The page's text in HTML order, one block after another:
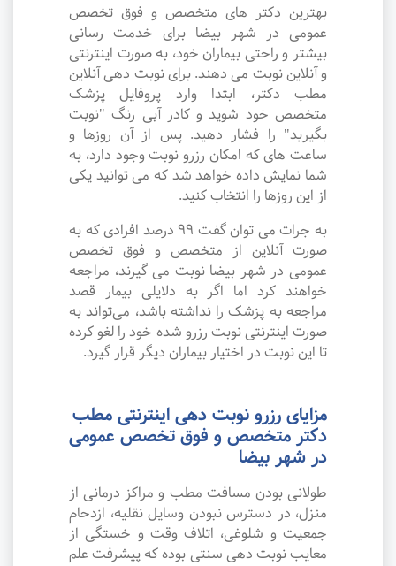
بهترین دکتر های متخصص و فوق تخصص
عمومی در شهر بیضا برای خدمت رسانی
بیشتر و راحتی بیماران خود، به صورت اینترنتی
و آنلاین نوبت می دهند. برای نوبت دهی آنلاین
مطب دکتر، ابتدا وارد پروفایل پزشک
متخصص خود شوید و کادر آبی رنگ "نوبت
بگیرید" را فشار دهید. پس از آن روزها و
ساعت های که امکان رزرو نوبت وجود دارد، به
شما نمایش داده خواهد شد که می توانید یکی
از این روزها را انتخاب کنید.
به جرات می‌ توان گفت ۹۹ درصد افرادی که به
صورت آنلاین از متخصص و فوق تخصص
عمومی در شهر بیضا نوبت می گیرند، مراجعه
خواهند کرد اما اگر به دلایلی بیمار قصد
مراجعه به پزشک را نداشته باشد، می‌تواند به
صورت اینترنتی نوبت رزرو شده خود را لغو کرده
تا این نوبت در اختیار بیماران دیگر قرار گیرد.
مزایای رزرو نوبت دهی اینترنتی مطب
دکتر متخصص و فوق تخصص عمومی
در شهر بیضا
طولانی بودن مسافت مطب و مراکز درمانی از
منزل، در دسترس نبودن وسایل نقلیه، ازدحام
جمعیت و شلوغی، اتلاف وقت و خستگی از
معایب نوبت دهی سنتی بوده که پیشرفت علم